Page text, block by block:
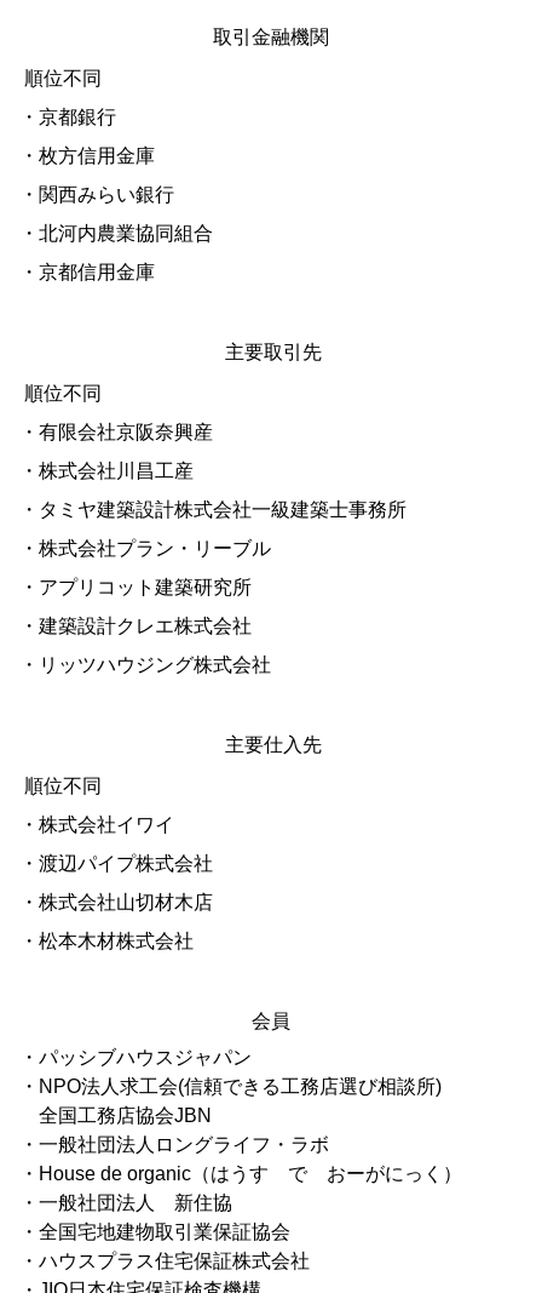
取引金融機関
順位不同
・京都銀行
・枚方信用金庫
・関西みらい銀行
・北河内農業協同組合
・京都信用金庫
主要取引先
順位不同
・有限会社京阪奈興産
・株式会社川昌工産
・タミヤ建築設計株式会社一級建築士事務所
・株式会社プラン・リーブル
・アプリコット建築研究所
・建築設計クレエ株式会社
・リッツハウジング株式会社
主要仕入先
順位不同
・株式会社イワイ
・渡辺パイプ株式会社
・株式会社山切材木店
・松本木材株式会社
会員
・パッシブハウスジャパン
・NPO法人求工会(信頼できる工務店選び相談所)
全国工務店協会JBN
・一般社団法人ロングライフ・ラボ
・House de organic（はうす で おーがにっく）
・一般社団法人 新住協
・全国宅地建物取引業保証協会
・ハウスプラス住宅保証株式会社